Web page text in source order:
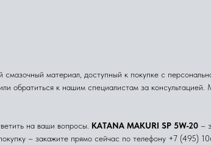
смазочный материал, доступный к покупке с
обратиться к нашим специалистам за
на ваши вопросы. KATANA MAKURI SP 5W-20 –
– закажите прямо сейчас по телефону +7 (495)